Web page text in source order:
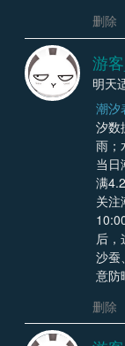
删除
游
明天
潮汐
汐数
雨；
当
满4.2米 /
关注
后，
沙蚕
意防
删除